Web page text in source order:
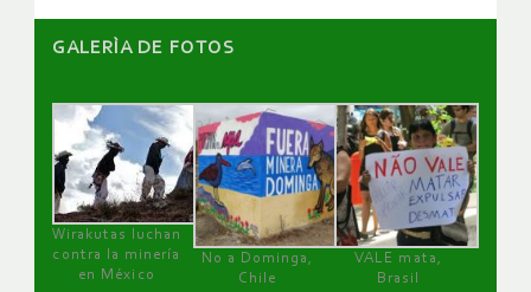
GALERÌA DE FOTOS
Wirakutas luchan
contra la minería
en México
No a Dominga,
Chile
VALE mata,
Brasil